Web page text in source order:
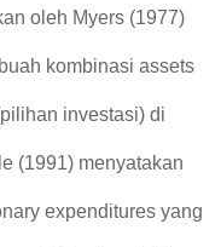
oleh Myers (1977)
kombinasi assets
investasi) di
(1991) menyatakan
expenditures yang